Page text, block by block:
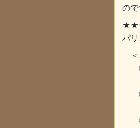
ので
パ
＜
◎
◎
ア
◎